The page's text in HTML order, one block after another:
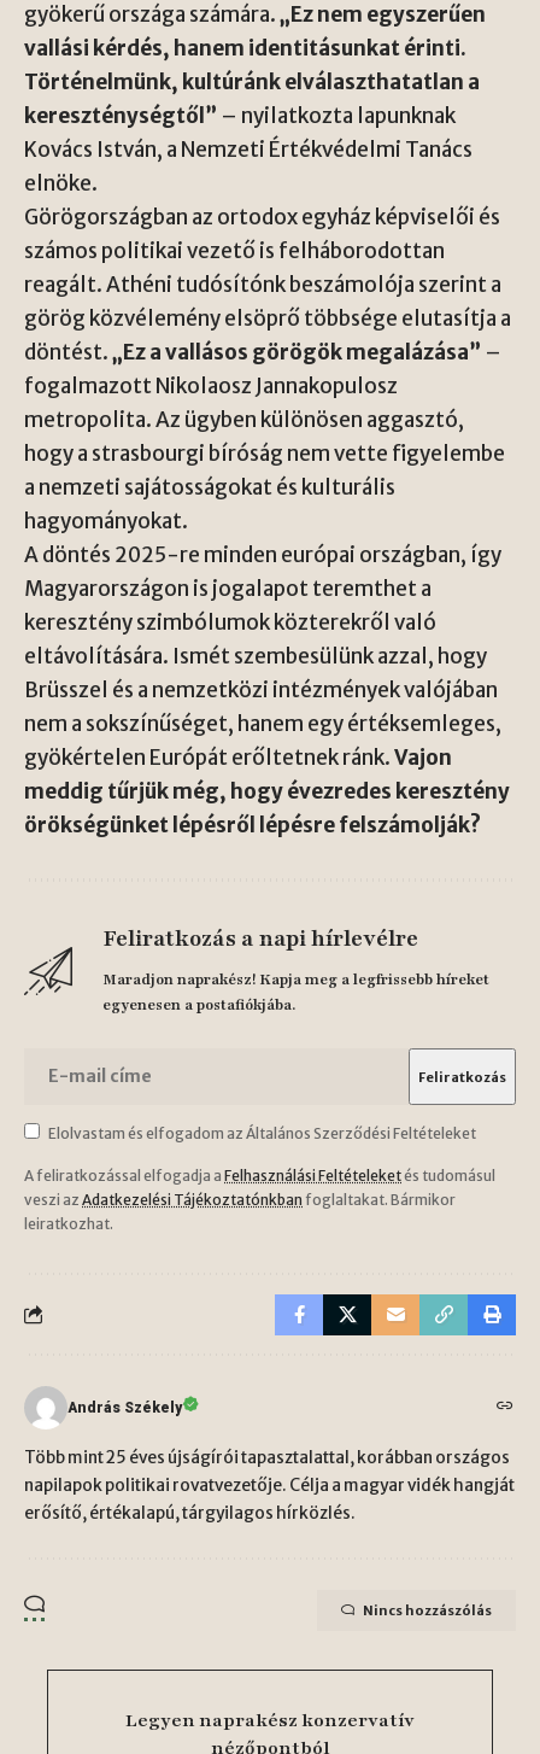
gyökerű országa számára.„Ez nem egyszerűen
vallási kérdés, hanem identitásunkat érinti.
Történelmünk, kultúránk elválaszthatatlan a
kereszténységtől” – nyilatkozta lapunknak
Kovács István, a Nemzeti Értékvédelmi Tanács
elnöke.
Görögországban az ortodox egyház képviselői és
számos politikai vezető is felháborodottan
reagált. Athéni tudósítónk beszámolója szerint a
görög közvélemény elsöprő többsége elutasítja a
döntést.„Ez a vallásos görögök megalázása” –
fogalmazott Nikolaosz Jannakopulosz
metropolita. Az ügyben különösen aggasztó,
hogy a strasbourgi bíróság nem vette figyelembe
a nemzeti sajátosságokat és kulturális
hagyományokat.
A döntés 2025-re minden európai országban, így
Magyarországon is jogalapot teremthet a
keresztény szimbólumok közterekről való
eltávolítására. Ismét szembesülünk azzal, hogy
Brüsszel és a nemzetközi intézmények valójában
nem a sokszínűséget, hanem egy értéksemleges,
gyökértelen Európát erőltetnek ránk.Vajon
meddig tűrjük még, hogy évezredes keresztény
örökségünket lépésről lépésre felszámolják?
Feliratkozás a napi hírlevélre
Maradjon naprakész! Kapja meg a legfrissebb híreket
egyenesen a postafiókjába.
Elolvastam és elfogadom az Általános Szerződési Feltételeket
A feliratkozással elfogadja a Felhasználási Feltételeketés tudomásul
veszi az Adatkezelési Tájékoztatónkban foglaltakat. Bármikor
leiratkozhat.
András Székely
Több mint 25 éves újságírói tapasztalattal, korábban országos
napilapok politikai rovatvezetője. Célja a magyar vidék hangját
erősítő, értékalapú, tárgyilagos hírközlés.
Nincs hozzászólás
Legyen naprakész konzervatív
nézőpontból